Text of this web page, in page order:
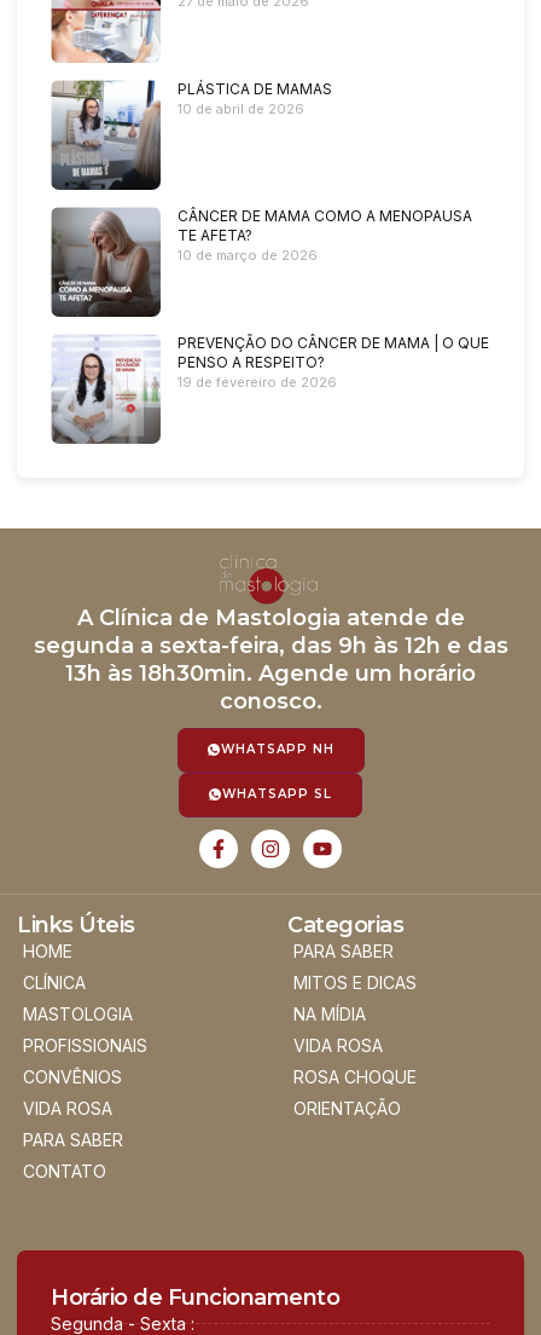
PLÁSTICA DE MAMAS
10 de abril de 2026
CÂNCER DE MAMA COMO A MENOPAUSA
TE AFETA?
10 de março de 2026
PREVENÇÃO DO CÂNCER DE MAMA | O QUE
PENSO A RESPEITO?
19 de fevereiro de 2026
A Clínica de Mastologia atende de
segunda a sexta-feira, das 9h às 12h e das
13h às 18h30min. Agende um horário
conosco.
WHATSAPP NH
WHATSAPP SL
Links Úteis
HOME
CLÍNICA
MASTOLOGIA
PROFISSIONAIS
CONVÊNIOS
VIDA ROSA
PARA SABER
CONTATO
Categorias
PARA SABER
MITOS E DICAS
NA MÍDIA
VIDA ROSA
ROSA CHOQUE
ORIENTAÇÃO
Horário de Funcionamento
Segunda - Sexta :